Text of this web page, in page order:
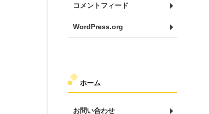
コメントフィード
WordPress.org
ホーム
お問い合わせ